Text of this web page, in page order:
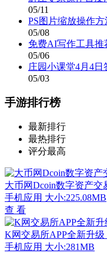
05/11
PS图片缩放操作
05/08
免费AI写作工具推
05/06
庄园小课堂4月4
05/03
手游排行榜
最新排行
最热排行
评分最高
大币网Dcoin数字资产交
手机应用 大小:225.08MB
查 看
K网交易所APP全新升
手机应用 大小:281MB